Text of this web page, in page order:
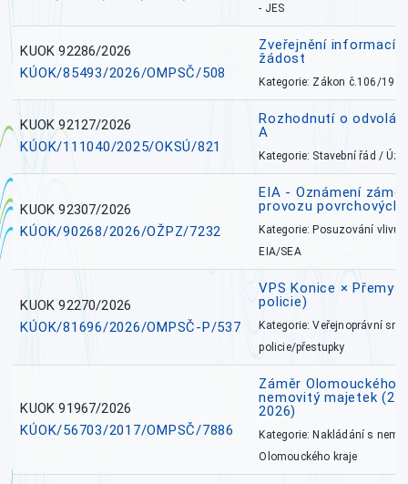
- JES
KUOK 92286/2026
KÚOK/85493/2026/OMPSČ/508
Zveřejnění informací
žádost
Kategorie: Zákon č.106/1999
KUOK 92127/2026
KÚOK/111040/2025/OKSÚ/821
Rozhodnutí o
A
Kategorie: Stavební řád /
KUOK 92307/2026
KÚOK/90268/2026/OŽPZ/7232
EIA - Oznámení
provozu povrchových
Kategorie: Posuzování vlivů
EIA/SEA
KUOK 92270/2026
KÚOK/81696/2026/OMPSČ-P/537
VPS Konice ×
policie)
Kategorie: Veřejnoprávní
policie/přestupky
KUOK 91967/2026
KÚOK/56703/2017/OMPSČ/7886
Záměr Olomouckého
nemovitý majetek
2026)
Kategorie: Nakládání s
Olomouckého kraje